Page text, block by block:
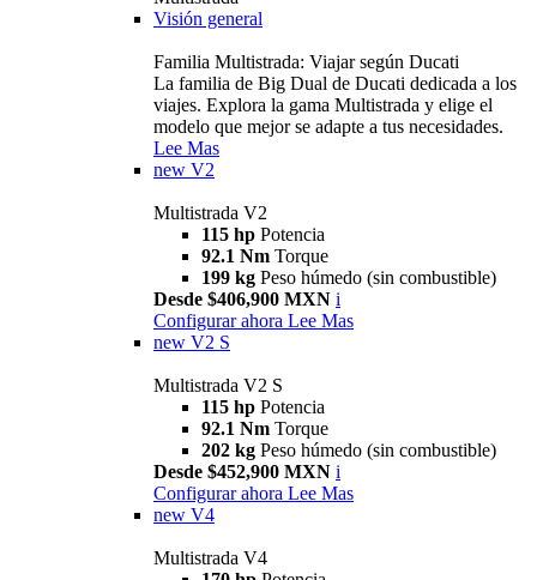
Visión general
Familia Multistrada: Viajar según Ducati
La familia de Big Dual de Ducati dedicada a los
viajes. Explora la gama Multistrada y elige el
modelo que mejor se adapte a tus necesidades.
Lee Mas
new V2
Multistrada V2
115 hp Potencia
92.1 Nm Torque
199 kg Peso húmedo (sin combustible)
Desde $406,900 MXN i
Configurar ahora Lee Mas
new V2 S
Multistrada V2 S
115 hp Potencia
92.1 Nm Torque
202 kg Peso húmedo (sin combustible)
Desde $452,900 MXN i
Configurar ahora Lee Mas
new V4
Multistrada V4